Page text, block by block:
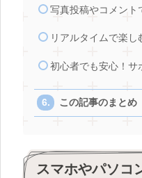
写真投稿やコメント
リアルタイムで楽し
初心者でも安心！サ
この記事のまとめ
スマホやパソコ